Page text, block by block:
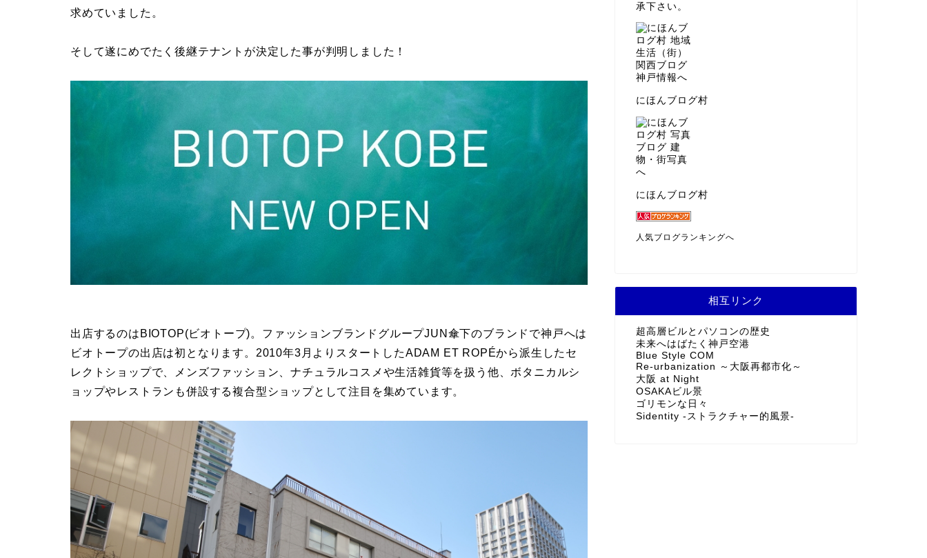
求めていました。
そして遂にめでたく後継テナントが決定した事が判明しました！
出店するのはBIOTOP(ビオトープ)。ファッションブランドグループJUN傘下のブランドで神戸へは
ビオトープの出店は初となります。2010年3月よりスタートしたADAM ET ROPÉから派生したセ
レクトショップで、メンズファッション、ナチュラルコスメや生活雑貨等を扱う他、ボタニカルシ
ョップやレストランも併設する複合型ショップとして注目を集めています。
承下さい。
にほんブログ村
にほんブログ村
人気ブログランキングへ
相互リンク
超高層ビルとパソコンの歴史
未来へはばたく神戸空港
Blue Style COM
Re-urbanization ～大阪再都市化～
大阪 at Night
OSAKAビル景
ゴリモンな日々
Sidentity -ストラクチャー的風景-